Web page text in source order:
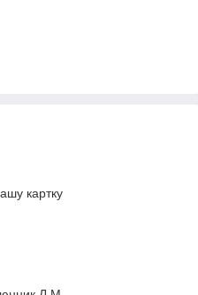
картку